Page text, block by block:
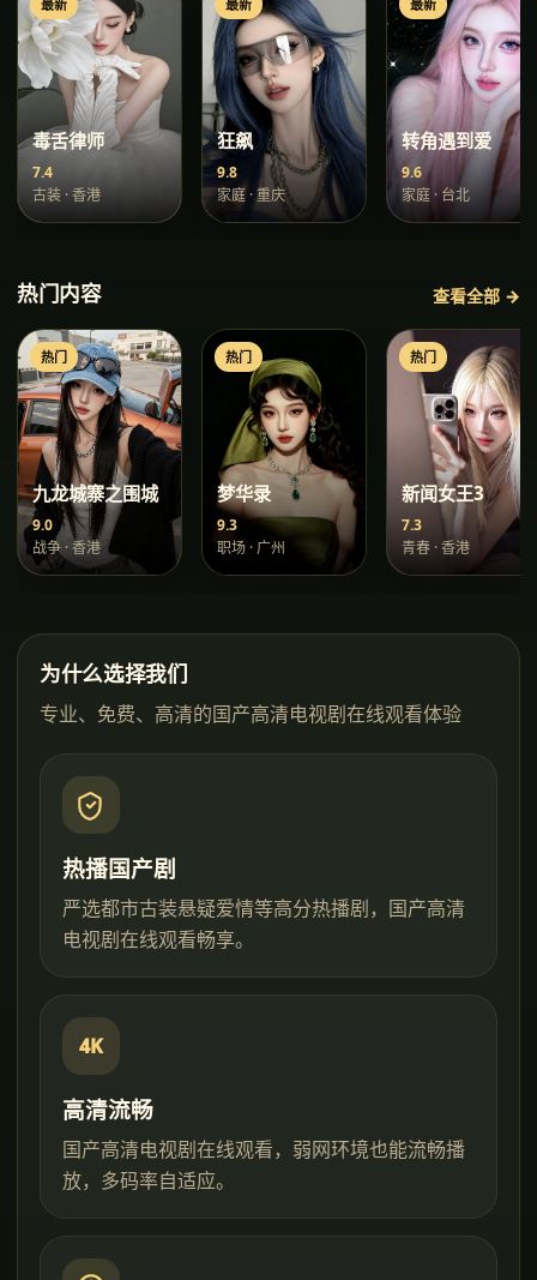
最新
毒舌律师
7.4
古装 ·香港
最新
狂飙
9.8
家庭 ·重庆
最新
转角遇到爱
9.6
家庭 · 台北
热门内容 查看全部 →
热门
九龙城寨之围城
9.0
战争 ·香港
热门
梦华录
9.3
职场 · 广州
热门
新闻女王3
7.3
青春 ·香港
为什么选择我们
专业、免费、高清的国产高清电视剧在线观看体验
热播国产剧
严选都市古装悬疑爱情等高分热播剧，国产高清
电视剧在线观看畅享。
4K
高清流畅
国产高清电视剧在线观看，弱网环境也能流畅播
放，多码率自适应。